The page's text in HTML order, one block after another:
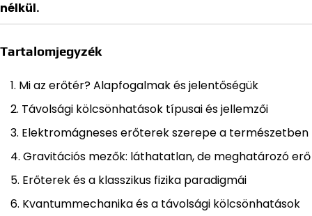
nélkül.
Tartalomjegyzék
Mi az erőtér? Alapfogalmak és jelentőségük
Távolsági kölcsönhatások típusai és jellemzői
Elektromágneses erőterek szerepe a természetben
Gravitációs mezők: láthatatlan, de meghatározó erő
Erőterek és a klasszikus fizika paradigmái
Kvantummechanika és a távolsági kölcsönhatások